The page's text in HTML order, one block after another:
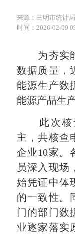
来源：三明市统计局
时间：2026-02-09
为夯实能
数据质量，
能源生产数
能源产品生
此次核查
主，共核查
企业10家。
员深入现场
始凭证中体
的一致性。
门的部门数
业逐家落实